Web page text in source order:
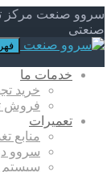
سروو صنعت مرکز
صنعتی
خدمات ما
خرید
فروش
تعمیرات
منابع
سروو
سیستم